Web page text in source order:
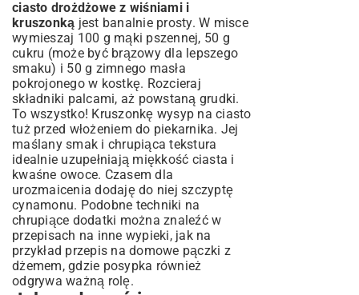
ciasto drożdżowe z wiśniami i
kruszonką jest banalnie prosty. W misce
wymieszaj 100 g mąki pszennej, 50 g
cukru (może być brązowy dla lepszego
smaku) i 50 g zimnego masła
pokrojonego w kostkę. Rozcieraj
składniki palcami, aż powstaną grudki.
To wszystko! Kruszonkę wysyp na ciasto
tuż przed włożeniem do piekarnika. Jej
maślany smak i chrupiąca tekstura
idealnie uzupełniają miękkość ciasta i
kwaśne owoce. Czasem dla
urozmaicenia dodaję do niej szczyptę
cynamonu. Podobne techniki na
chrupiące dodatki można znaleźć w
przepisach na inne wypieki, jak na
przykład przepis na domowe pączki z
dżemem, gdzie posypka również
odgrywa ważną rolę.